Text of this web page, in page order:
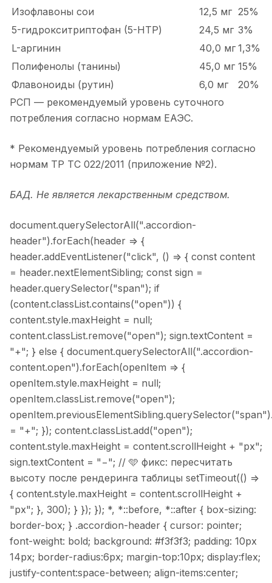
Изофлавоны сои 12,5 мг 25%
5-гидрокситриптофан (5-НТР)
24,5 мг 3%
L-аргинин
40,0 мг 1,3%
Полифенолы (танины)
45,0 мг 15%
Флавоноиды (рутин)
6,0 мг
20%
РСП — рекомендуемый уровень суточного
потребления согласно нормам ЕАЭС.
* Рекомендуемый уровень потребления согласно
нормам ТР ТС 022/2011 (приложение №2).
БАД. Не является лекарственным средством.
document.querySelectorAll(".accordion-
header").forEach(header => {
header.addEventListener("click", () => { const content
= header.nextElementSibling; const sign =
header.querySelector("span"); if
(content.classList.contains("open")) {
content.style.maxHeight = null;
content.classList.remove("open"); sign.textContent =
"+"; } else { document.querySelectorAll(".accordion-
content.open").forEach(openItem => {
openItem.style.maxHeight = null;
openItem.classList.remove("open");
= "+"; }); content.classList.add("open");
content.style.maxHeight = content.scrollHeight + "px";
sign.textContent = "−"; // 🩵 фикс: пересчитать
высоту после рендеринга таблицы setTimeout(() =>
{ content.style.maxHeight = content.scrollHeight +
"px"; }, 300); } }); }); *, *::before, *::after { box-sizing:
border-box; } .accordion-header { cursor: pointer;
font-weight: bold; background: #f3f3f3; padding: 10px
14px; border-radius:6px; margin-top:10px; display:flex;
justify-content:space-between; align-items:center;